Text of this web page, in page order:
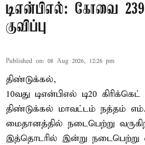
டிஎன்பிஎல்: கோவை
குவிப்பு
Published on: 08 Aug 2026, 12:26 pm
திண்டுக்கல்,
10வது டிஎன்பிஎல் டி20 கிரிக்கெட்
திண்டுக்கல் மாவட்டம் நத்தம்
மைதானத்தில் நடைபெற்று
இத்தொடரில் இன்று நடைபெற்று